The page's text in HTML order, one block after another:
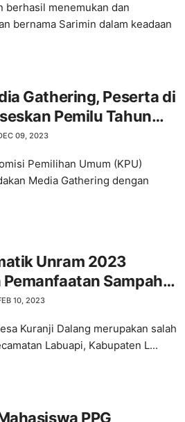
berhasil menemukan dan
bernama Sarimin dalam keadaan
Gathering, Peserta di
Pemilu Tahun
09, 2023
Pemilihan Umum (KPU)
Media Gathering dengan
Unram 2023
Sampah
Menjadi POC
10, 2023
Kuranji Dalang merupakan salah
Labuapi, Kabupaten L...
PPG